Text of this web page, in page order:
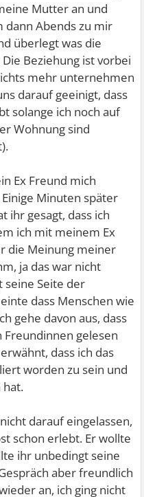
Mutter an und
dann Abends zu mir
überlegt was die
Beziehung ist vorbei
mehr unternehmen
darauf geeinigt, dass
solange ich noch auf
Wohnung sind
Ex Freund mich
Minuten später
ihr gesagt, dass ich
ich mit meinem Ex
die Meinung meiner
ja das war nicht
seine Seite der
dass Menschen wie
gehe davon aus, dass
gelesen
dass ich das
worden zu sein und
hat.
darauf eingelassen,
schon erlebt. Er wollte
ihr unbedingt seine
aber freundlich
an, ich ging nicht